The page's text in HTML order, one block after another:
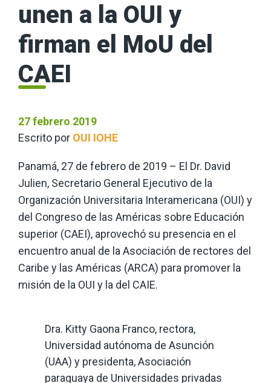
unen a la OUI y
firman el MoU del
CAEI
27 febrero 2019
Escrito por OUI IOHE
Panamá, 27 de febrero de 2019 – El Dr. David
Julien, Secretario General Ejecutivo de la
Organización Universitaria Interamericana (OUI) y
del Congreso de las Américas sobre Educación
superior (CAEI), aprovechó su presencia en el
encuentro anual de la Asociación de rectores del
Caribe y las Américas (ARCA) para promover la
misión de la OUI y la del CAIE.
Dra. Kitty Gaona Franco, rectora,
Universidad autónoma de Asunción
(UAA) y presidenta, Asociación
paraguaya de Universidades privadas